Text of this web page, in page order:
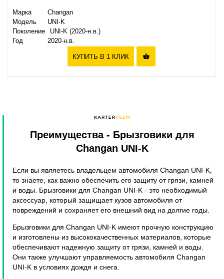
Марка
Changan
Модель
UNI-K
Поколение
UNI-K (2020-н.в.)
Год
2020-н.в.
КУПИТЬ В 1 КЛИК 
Преимущества- Брызговики для
Changan UNI-K
Если вы являетесь владельцем автомобиля Changan UNI-K,
то знаете, как важно обеспечить его защиту от грязи, камней
и воды. Брызговики для Changan UNI-K - это необходимый
аксессуар, который защищает кузов автомобиля от
повреждений и сохраняет его внешний вид на долгие годы.
Брызговики для Changan UNI-K имеют прочную конструкцию
и изготовлены из высококачественных материалов, которые
обеспечивают надежную защиту от грязи, камней и воды.
Они также улучшают управляемость автомобиля Changan
UNI-K в условиях дождя и снега.